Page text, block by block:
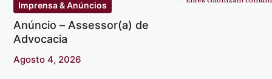
Imprensa & Anúncios
Anúncio – Assessor(a) de
Advocacia
Agosto 4, 2026